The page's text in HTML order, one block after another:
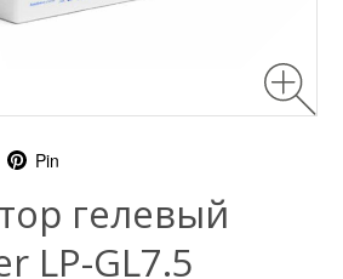
Pin
гелевый
LP-GL7.5